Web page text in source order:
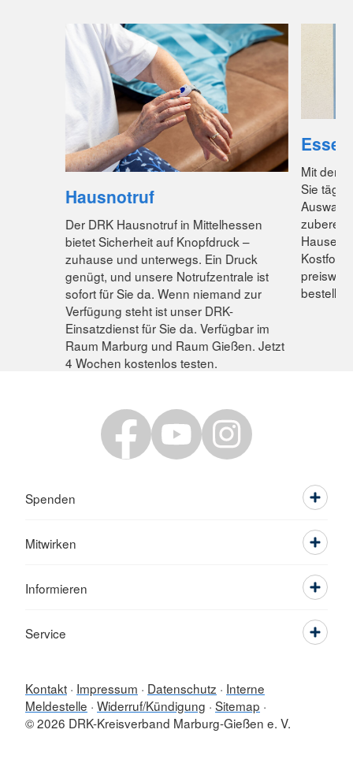
Hausnotruf
Der DRK Hausnotruf in Mittelhessen
bietet Sicherheit auf Knopfdruck –
zuhause und unterwegs. Ein Druck
genügt, und unsere Notrufzentrale ist
sofort für Sie da. Wenn niemand zur
Verfügung steht ist unser DRK-
Einsatzdienst für Sie da. Verfügbar im
Raum Marburg und Raum Gießen. Jetzt
4 Wochen kostenlos testen.
Mit dem
Sie
Auswahl
Hause
bestellen!
Spenden
Mitwirken
Informieren
Service
Kontakt Impressum Datenschutz
Interne
Meldestelle Widerruf/Kündigung Sitemap
© 2026 DRK-Kreisverband Marburg-Gießen e. V.